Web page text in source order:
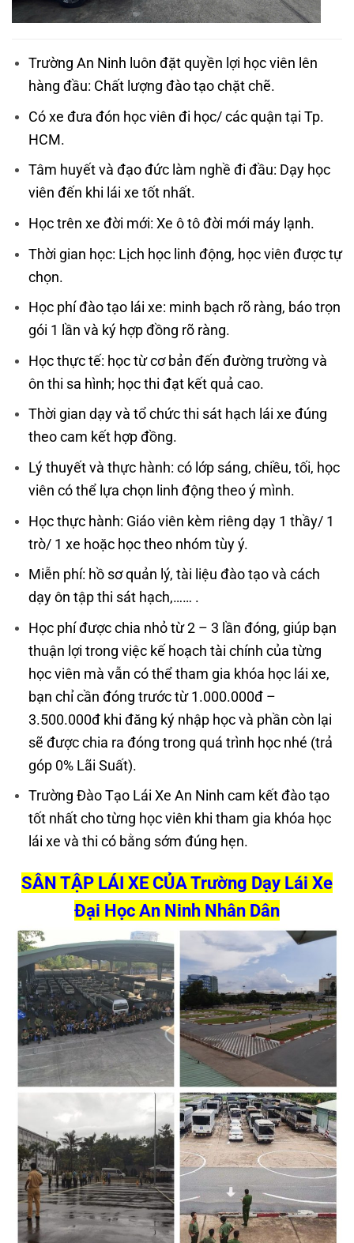
Trường An Ninh luôn đặt quyền lợi học viên lên
hàng đầu: Chất lượng đào tạo chặt chẽ.
Có xe đưa đón học viên đi học/ các quận tại Tp.
HCM.
Tâm huyết và đạo đức làm nghề đi đầu: Dạy học
viên đến khi lái xe tốt nhất.
Học trên xe đời mới: Xe ô tô đời mới máy lạnh.
Thời gian học: Lịch học linh động, học viên được tự
chọn.
Học phí đào tạo lái xe: minh bạch rõ ràng, báo trọn
gói 1 lần và ký hợp đồng rõ ràng.
Học thực tế: học từ cơ bản đến đường trường và
ôn thi sa hình; học thi đạt kết quả cao.
Thời gian dạy và tổ chức thi sát hạch lái xe đúng
theo cam kết hợp đồng.
Lý thuyết và thực hành: có lớp sáng, chiều, tối, học
viên có thể lựa chọn linh động theo ý mình.
Học thực hành: Giáo viên kèm riêng dạy 1 thầy/ 1
trò/ 1 xe hoặc học theo nhóm tùy ý.
Miễn phí: hồ sơ quản lý, tài liệu đào tạo và cách
dạy ôn tập thi sát hạch,…… .
Học phí được chia nhỏ từ 2 – 3 lần đóng, giúp bạn
thuận lợi trong việc kế hoạch tài chính của từng
học viên mà vẫn có thể tham gia khóa học lái xe,
bạn chỉ cần đóng trước từ 1.000.000đ –
3.500.000đ khi đăng ký nhập học và phần còn lại
sẽ được chia ra đóng trong quá trình học nhé (trả
góp 0% Lãi Suất).
Trường Đào Tạo Lái Xe An Ninh cam kết đào tạo
tốt nhất cho từng học viên khi tham gia khóa học
lái xe và thi có bằng sớm đúng hẹn.
SÂN TẬP LÁI XE CỦA Trường Dạy Lái Xe
Đại Học An Ninh Nhân Dân